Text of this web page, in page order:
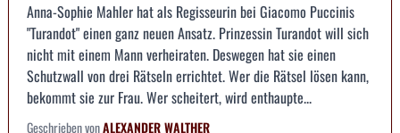
Anna-Sophie Mahler hat als Regisseurin bei Giacomo Puccinis
"Turandot" einen ganz neuen Ansatz. Prinzessin Turandot will sich
nicht mit einem Mann verheiraten. Deswegen hat sie einen
Schutzwall von drei Rätseln errichtet. Wer die Rätsel lösen kann,
bekommt sie zur Frau. Wer scheitert, wird enthaupte...
Geschrieben vonALEXANDER WALTHER